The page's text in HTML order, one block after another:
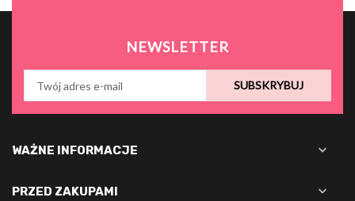
NEWSLETTER
SUBSKRYBUJ
WAŻNE INFORMACJE 
PRZED ZAKUPAMI 